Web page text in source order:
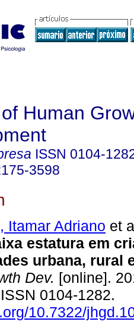
Human
ISSN 0104-
3598
Itamar Adriano et
estatura em
urbana, rural
Dev. [online].
0104-1282.
10.7322/